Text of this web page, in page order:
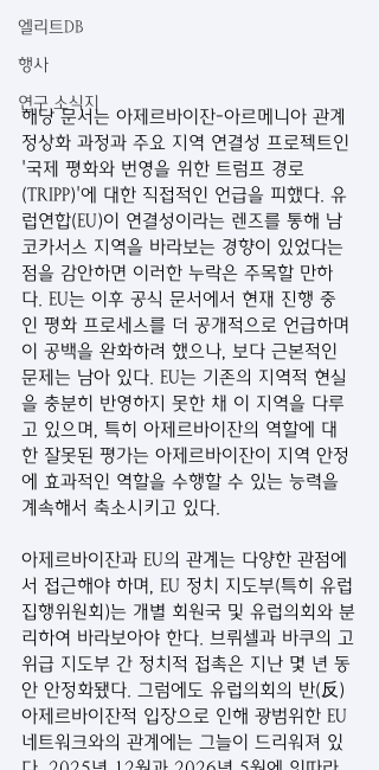
엘리트DB
행사
연구 소식지
해당 문서는 아제르바이잔-아르메니아 관계
정상화 과정과 주요 지역 연결성 프로젝트인
'국제 평화와 번영을 위한 트럼프 경로
(TRIPP)'에 대한 직접적인 언급을 피했다. 유
럽연합(EU)이 연결성이라는 렌즈를 통해 남
코카서스 지역을 바라보는 경향이 있었다는
점을 감안하면 이러한 누락은 주목할 만하
다. EU는 이후 공식 문서에서 현재 진행 중
인 평화 프로세스를 더 공개적으로 언급하며
이 공백을 완화하려 했으나, 보다 근본적인
문제는 남아 있다. EU는 기존의 지역적 현실
을 충분히 반영하지 못한 채 이 지역을 다루
고 있으며, 특히 아제르바이잔의 역할에 대
한 잘못된 평가는 아제르바이잔이 지역 안정
에 효과적인 역할을 수행할 수 있는 능력을
계속해서 축소시키고 있다.
아제르바이잔과 EU의 관계는 다양한 관점에
서 접근해야 하며, EU 정치 지도부(특히 유럽
집행위원회)는 개별 회원국 및 유럽의회와 분
리하여 바라보아야 한다. 브뤼셀과 바쿠의 고
위급 지도부 간 정치적 접촉은 지난 몇 년 동
안 안정화됐다. 그럼에도 유럽의회의 반(反)
아제르바이잔적 입장으로 인해 광범위한 EU
네트워크와의 관계에는 그늘이 드리워져 있